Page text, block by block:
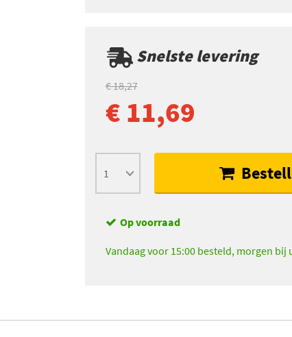
Snelste levering
€ 18,27
€ 11,69
Op voorraad
Vandaag voor 15:00 besteld, morgen bij